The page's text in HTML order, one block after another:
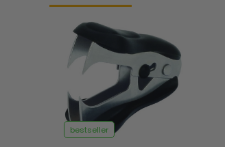
bestseller